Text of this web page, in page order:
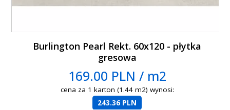
Burlington Pearl Rekt. 60x120 - płytka
gresowa
169.00 PLN / m2
cena za 1 karton (1.44 m2) wynosi:
243.36 PLN